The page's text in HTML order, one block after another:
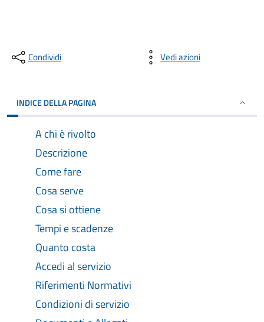
Condividi Vedi azioni
INDICE DELLA PAGINA
A chi è rivolto
Descrizione
Come fare
Cosa serve
Cosa si ottiene
Tempi e scadenze
Quanto costa
Accedi al servizio
Riferimenti Normativi
Condizioni di servizio